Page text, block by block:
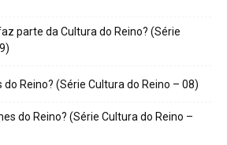
parte da Cultura do Reino? (Série
do Reino? (Série Cultura do Reino – 08)
do Reino? (Série Cultura do Reino –